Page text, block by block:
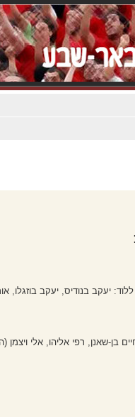
יעקב בנודיס, יעקב בוזגלו,
בן-שאנן, רפי אליהו, אלי ויצמן